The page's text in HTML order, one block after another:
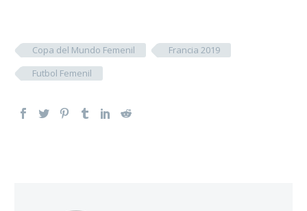
Copa del Mundo Femenil
Francia 2019
Futbol Femenil